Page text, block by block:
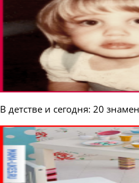
В детстве и сегодня: 20